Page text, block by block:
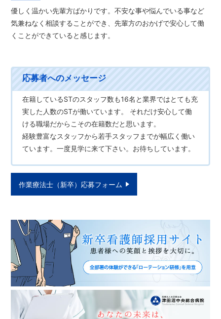
優しく温かい先輩方ばかりです。不安な事や悩んでいる事など
気兼ねなく相談することができ、先輩方のおかげで安心して働
くことができていると感じます。
在籍しているSTのスタッフ数も16名と業界ではとても充
実した人数のSTが働いています。 それだけ安心して働
ける職場だからこその在籍数だと思います。
経験豊富なスタッフから若手スタッフまでが幅広く働い
ています。一度見学に来て下さい。お待ちしています。
作業療法士（新卒）応募フォーム